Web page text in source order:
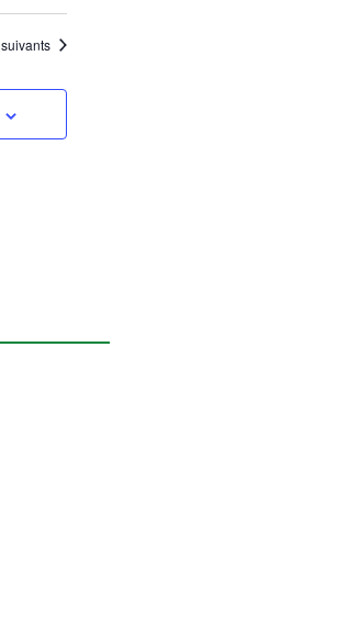
Évènements
suivants